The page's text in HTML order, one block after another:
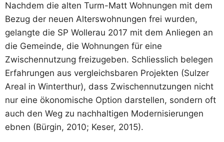
Nachdem die alten Turm-Matt Wohnungen mit dem
Bezug der neuen Alterswohnungen frei wurden,
gelangte die SP Wollerau 2017 mit dem Anliegen an
die Gemeinde, die Wohnungen für eine
Zwischennutzung freizugeben. Schliesslich belegen
Erfahrungen aus vergleichsbaren Projekten (Sulzer
Areal in Winterthur), dass Zwischennutzungen nicht
nur eine ökonomische Option darstellen, sondern oft
auch den Weg zu nachhaltigen Modernisierungen
ebnen (Bürgin, 2010; Keser, 2015).